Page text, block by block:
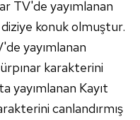
Kanunu uyarınca
okumak ve sitemizde
çerezlerle ilgili bilgi
TV'de yayımlanan
konuk olmuştur.
yayımlanan
karakterini
yayımlanan Kayıt
canlandırmış